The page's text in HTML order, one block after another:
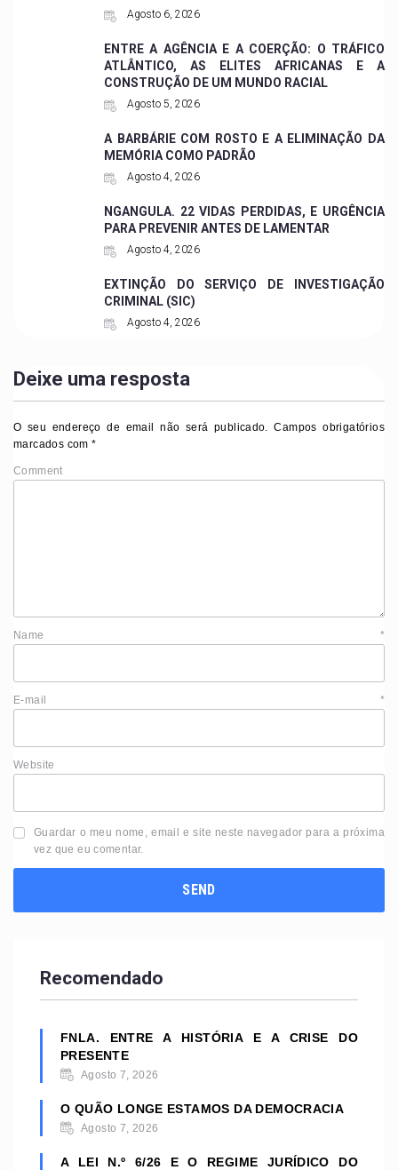
Agosto 6, 2026
ENTRE A AGÊNCIA E A COERÇÃO: O TRÁFICO
ATLÂNTICO, AS ELITES AFRICANAS E A
CONSTRUÇÃO DE UM MUNDO RACIAL
Agosto 5, 2026
A BARBÁRIE COM ROSTO E A ELIMINAÇÃO DA
MEMÓRIA COMO PADRÃO
Agosto 4, 2026
NGANGULA. 22 VIDAS PERDIDAS, E URGÊNCIA
PARA PREVENIR ANTES DE LAMENTAR
Agosto 4, 2026
EXTINÇÃO DO SERVIÇO DE INVESTIGAÇÃO
CRIMINAL (SIC)
Agosto 4, 2026
Deixe uma resposta
O seu endereço de email não será publicado. Campos obrigatórios
marcados com*
Comment
Name *
E-mail *
Website
Guardar o meu nome, email e site neste navegador para a próxima
vez que eu comentar.
Recomendado
FNLA. ENTRE A HISTÓRIA E A CRISE DO
PRESENTE
Agosto 7, 2026
O QUÃO LONGE ESTAMOS DA DEMOCRACIA
Agosto 7, 2026
A LEI N.º 6/26 E O REGIME JURÍDICO DO